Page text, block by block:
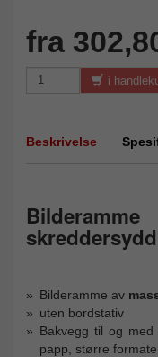
fra
i
Beskrivelse
Bilderamme av
uten bordstativ
Bakvegg til og
papp, større